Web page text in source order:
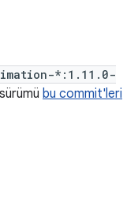
*:1.11.0-
bu commit'leri